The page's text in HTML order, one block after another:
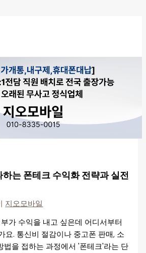
는 폰테크 수익화 전략과 실전
지오모바일
가 수익을 내고 싶은데 어디서부터
요. 통신비 절감이나 중고폰 판매, 소
법을 접하는 과정에서 '폰테크'라는 단